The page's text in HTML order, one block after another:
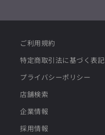
ご利用規約
特定商取引法に基づく表記
プライバシーポリシー
店舗検索
企業情報
採用情報